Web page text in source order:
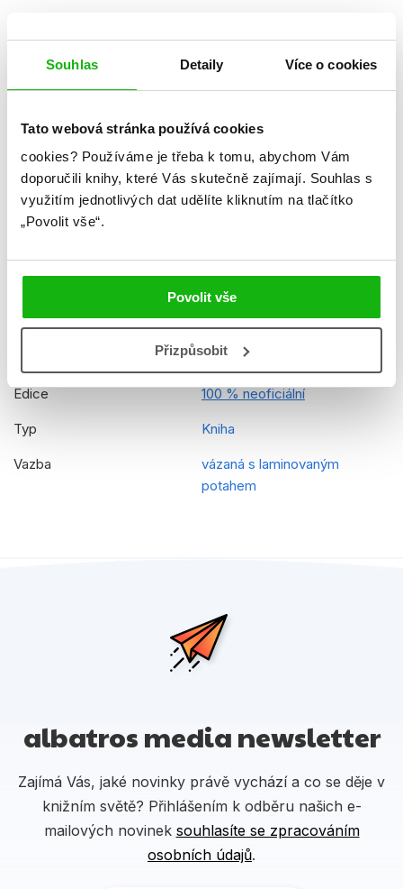
Souhlas Detaily Více o cookies
Tato webová stránka používá cookies
cookies? Používáme je třeba k tomu, abychom Vám
doporučili knihy, které Vás skutečně zajímají. Souhlas s
využitím jednotlivých dat udělíte kliknutím na tlačítko
„Povolit vše“.
Povolit vše
Přizpůsobit
Hmotnost 0,489 kg
Jazyk čeština
Řady Roblox
Původní název
100% Unofficial Roblox Annual
Jakub Mařík
EAN 9788025253779
10
Edice 100 % neoficiální
Typ Kniha
Vazba
vázaná s laminovaným
potahem
albatros media newsletter
Zajímá Vás, jaké novinky právě vychází a co se děje v
knižním světě? Přihlášením k odběru našich e-
mailových novinek souhlasíte se zpracováním
osobních údajů.